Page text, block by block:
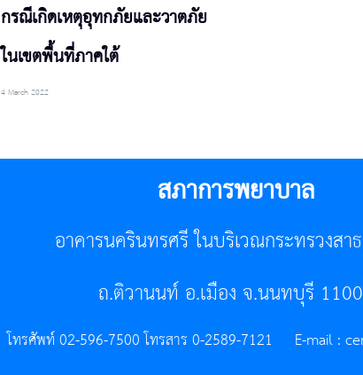
กรณีเกิดเหตุอุทกภัยและวาตภัย
ในเขตพื้นที่ภาคใต้
4 March 2022
สภาการพยาบาล
อาคารนครินทรศรี ในบริเวณกระทรวงสา
ถ.ติวานนท์ อ.เมือง จ.นนทบุรี
โทรศัพท์ 02-596-7500 โทรสาร 0-2589-7121 E-mail :